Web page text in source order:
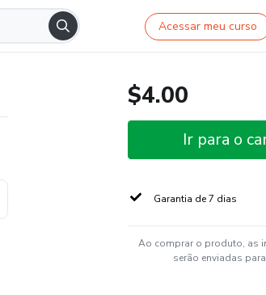
Acessar meu curso
$4.00
Ir para o
Garantia de 7 dias
Ao comprar o produto, as
serão enviadas